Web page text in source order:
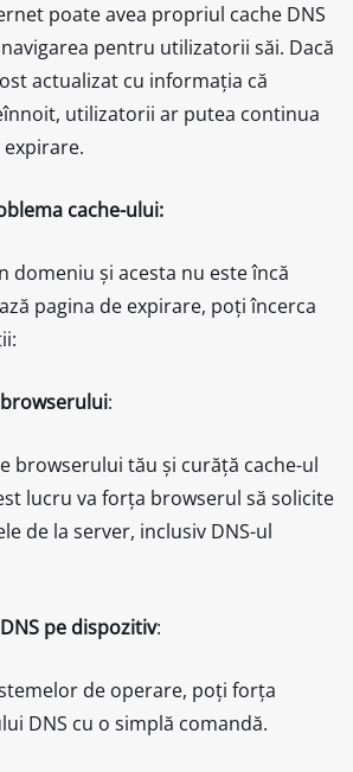
poate avea propriul cache DNS
pentru utilizatorii săi. Dacă
actualizat cu informația că
utilizatorii ar putea continua
expirare.
cache-ului:
domeniu și acesta nu este încă
pagina de expirare, poți încerca
:
browserului tău și curăță cache-ul
lucru va forța browserul să solicite
de la server, inclusiv DNS-ul
pe dispozitiv:
de operare, poți forța
DNS cu o simplă comandă.